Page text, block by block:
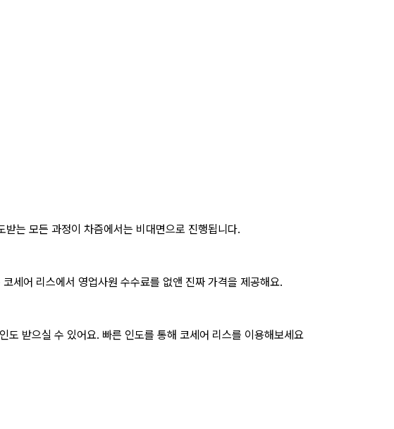
는 모든 과정이 차즘에서는 비대면으로 진행됩니다.
코세어 리스에서 영업사원 수수료를 없앤 진짜 가격을 제공해요.
도 받으실 수 있어요. 빠른 인도를 통해 코세어 리스를 이용해보세요